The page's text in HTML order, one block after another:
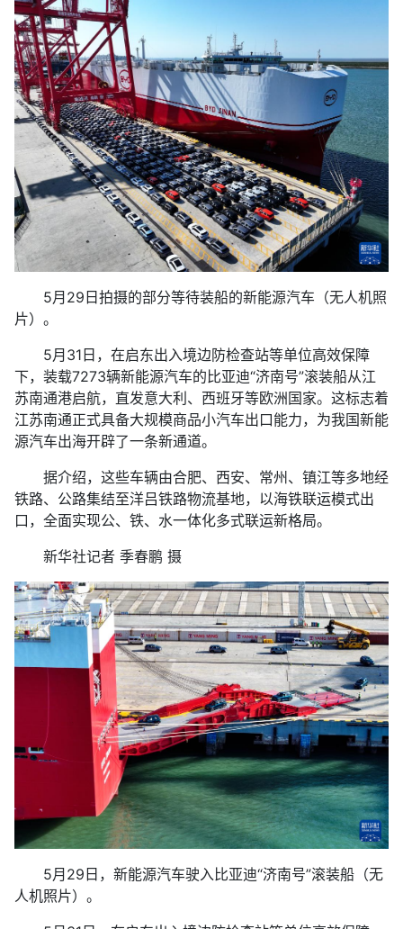
5月29日拍摄的部分等待装船的新能源汽车（无人机照
片）。
5月31日，在启东出入境边防检查站等单位高效保障
下，装载7273辆新能源汽车的比亚迪“济南号”滚装船从江
苏南通港启航，直发意大利、西班牙等欧洲国家。这标志着
江苏南通正式具备大规模商品小汽车出口能力，为我国新能
源汽车出海开辟了一条新通道。
据介绍，这些车辆由合肥、西安、常州、镇江等多地经
铁路、公路集结至洋吕铁路物流基地，以海铁联运模式出
口，全面实现公、铁、水一体化多式联运新格局。
新华社记者 季春鹏 摄
5月29日，新能源汽车驶入比亚迪“济南号”滚装船（无
人机照片）。